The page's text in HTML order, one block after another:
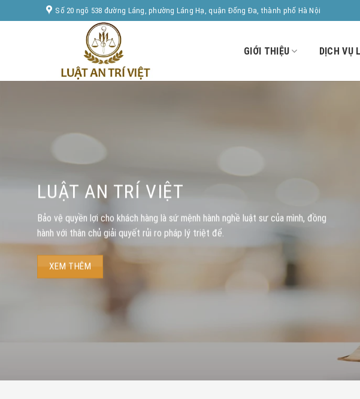
to
Số 20 ngõ 538 đường Láng, phường Láng Hạ, quận Đống Đa, thành phố Hà Nội
GIỚI THIỆU DỊCH VỤ
LUẬT AN TRÍ VIỆT
Bảo vệ quyền lợi cho khách hàng là sứ mệnh hành nghề luật sư của mình, đồng
hành với thân chủ giải quyết rủi ro pháp lý triệt để.
XEM THÊM